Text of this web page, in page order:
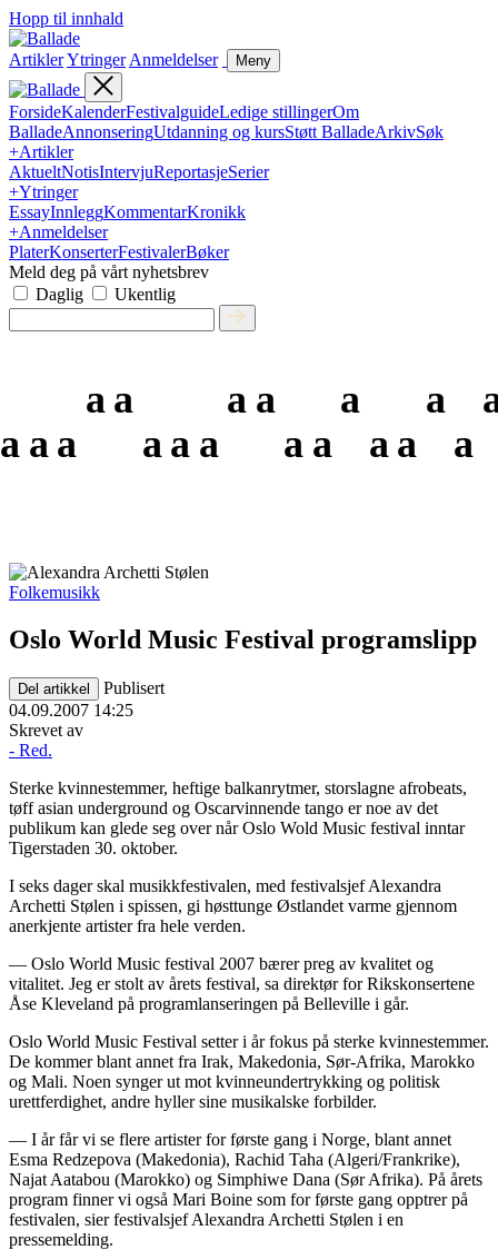
Hopp til innhald
ArtiklerYtringer Anmeldelser Meny
ForsideKalenderFestivalguideLedige stillingerOm
BalladeAnnonseringUtdanning og kursStøtt BalladeArkivSøk
+Artikler
AktueltNotisIntervjuReportasjeSerier
+Ytringer
EssayInnleggKommentarKronikk
+Anmeldelser
PlaterKonserterFestivalerBøker
Meld deg på vårt nyhetsbrev
Daglig
Ukentlig
a
a
a
a
a a
Folkemusikk
Oslo World Music Festival programslipp
Del artikkel
Publisert
04.09.2007 14:25
Skrevet av
- Red.
Sterke kvinnestemmer, heftige balkanrytmer, storslagne afrobeats,
tøff asian underground og Oscarvinnende tango er noe av det
publikum kan glede seg over når Oslo Wold Music festival inntar
Tigerstaden 30. oktober.
I seks dager skal musikkfestivalen, med festivalsjef Alexandra
Archetti Stølen i spissen, gi høsttunge Østlandet varme gjennom
anerkjente artister fra hele verden.
— Oslo World Music festival 2007 bærer preg av kvalitet og
vitalitet. Jeg er stolt av årets festival, sa direktør for Rikskonsertene
Åse Kleveland på programlanseringen på Belleville i går.
Oslo World Music Festival setter i år fokus på sterke kvinnestemmer.
De kommer blant annet fra Irak, Makedonia, Sør-Afrika, Marokko
og Mali. Noen synger ut mot kvinneundertrykking og politisk
urettferdighet, andre hyller sine musikalske forbilder.
— I år får vi se flere artister for første gang i Norge, blant annet
Esma Redzepova (Makedonia), Rachid Taha (Algeri/Frankrike),
Najat Aatabou (Marokko) og Simphiwe Dana (Sør Afrika). På årets
program finner vi også Mari Boine som for første gang opptrer på
festivalen, sier festivalsjef Alexandra Archetti Stølen i en
pressemelding.